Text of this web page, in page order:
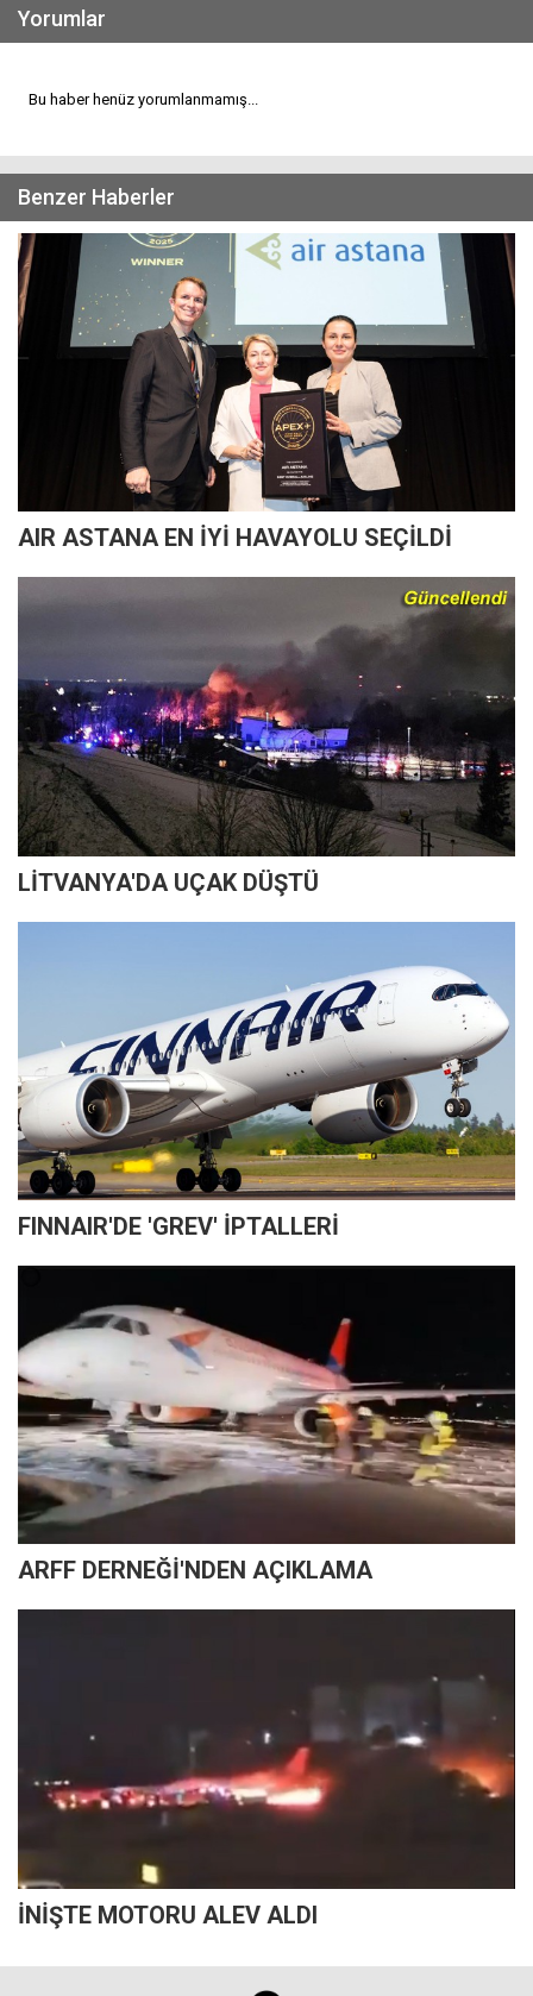
Yorumlar
Bu haber henüz yorumlanmamış...
Benzer Haberler
AIR ASTANA EN İYİ HAVAYOLU SEÇİLDİ
LİTVANYA'DA UÇAK DÜŞTÜ
FINNAIR'DE 'GREV' İPTALLERİ
ARFF DERNEĞİ'NDEN AÇIKLAMA
İNİŞTE MOTORU ALEV ALDI